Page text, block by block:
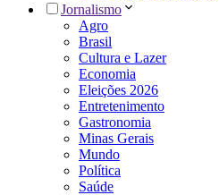
Jornalismo
Agro
Brasil
Cultura e Lazer
Economia
Eleições 2026
Entretenimento
Gastronomia
Minas Gerais
Mundo
Política
Saúde